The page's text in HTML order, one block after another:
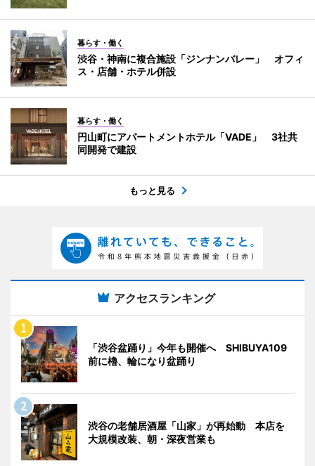
暮らす・働く
渋谷・神南に複合施設「ジンナンバレー」 オフィ
ス・店舗・ホテル併設
暮らす・働く
円山町にアパートメントホテル「VADE」 3社共
同開発で建設
もっと見る
アクセスランキング
「渋谷盆踊り」今年も開催へ SHIBUYA109
前に櫓、輪になり盆踊り
渋谷の老舗居酒屋「山家」が再始動 本店を
大規模改装、朝・深夜営業も